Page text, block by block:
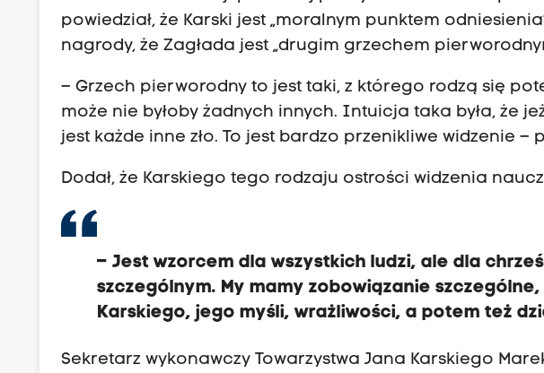
powiedział, że Karski jest „moralnym punktem
nagrody, że Zagłada jest „drugim grzechem
– Grzech pierworodny to jest taki, z którego rodzą się
może nie byłoby żadnych innych. Intuicja taka była, że
jest każde inne zło. To jest bardzo przenikliwe widzenie –
Dodał, że Karskiego tego rodzaju ostrości widzenia
– Jest wzorcem dla wszystkich ludzi, ale dla
szczególnym. My mamy zobowiązanie
Karskiego, jego myśli, wrażliwości, a potem też
Sekretarz wykonawczy Towarzystwa Jana Karskiego